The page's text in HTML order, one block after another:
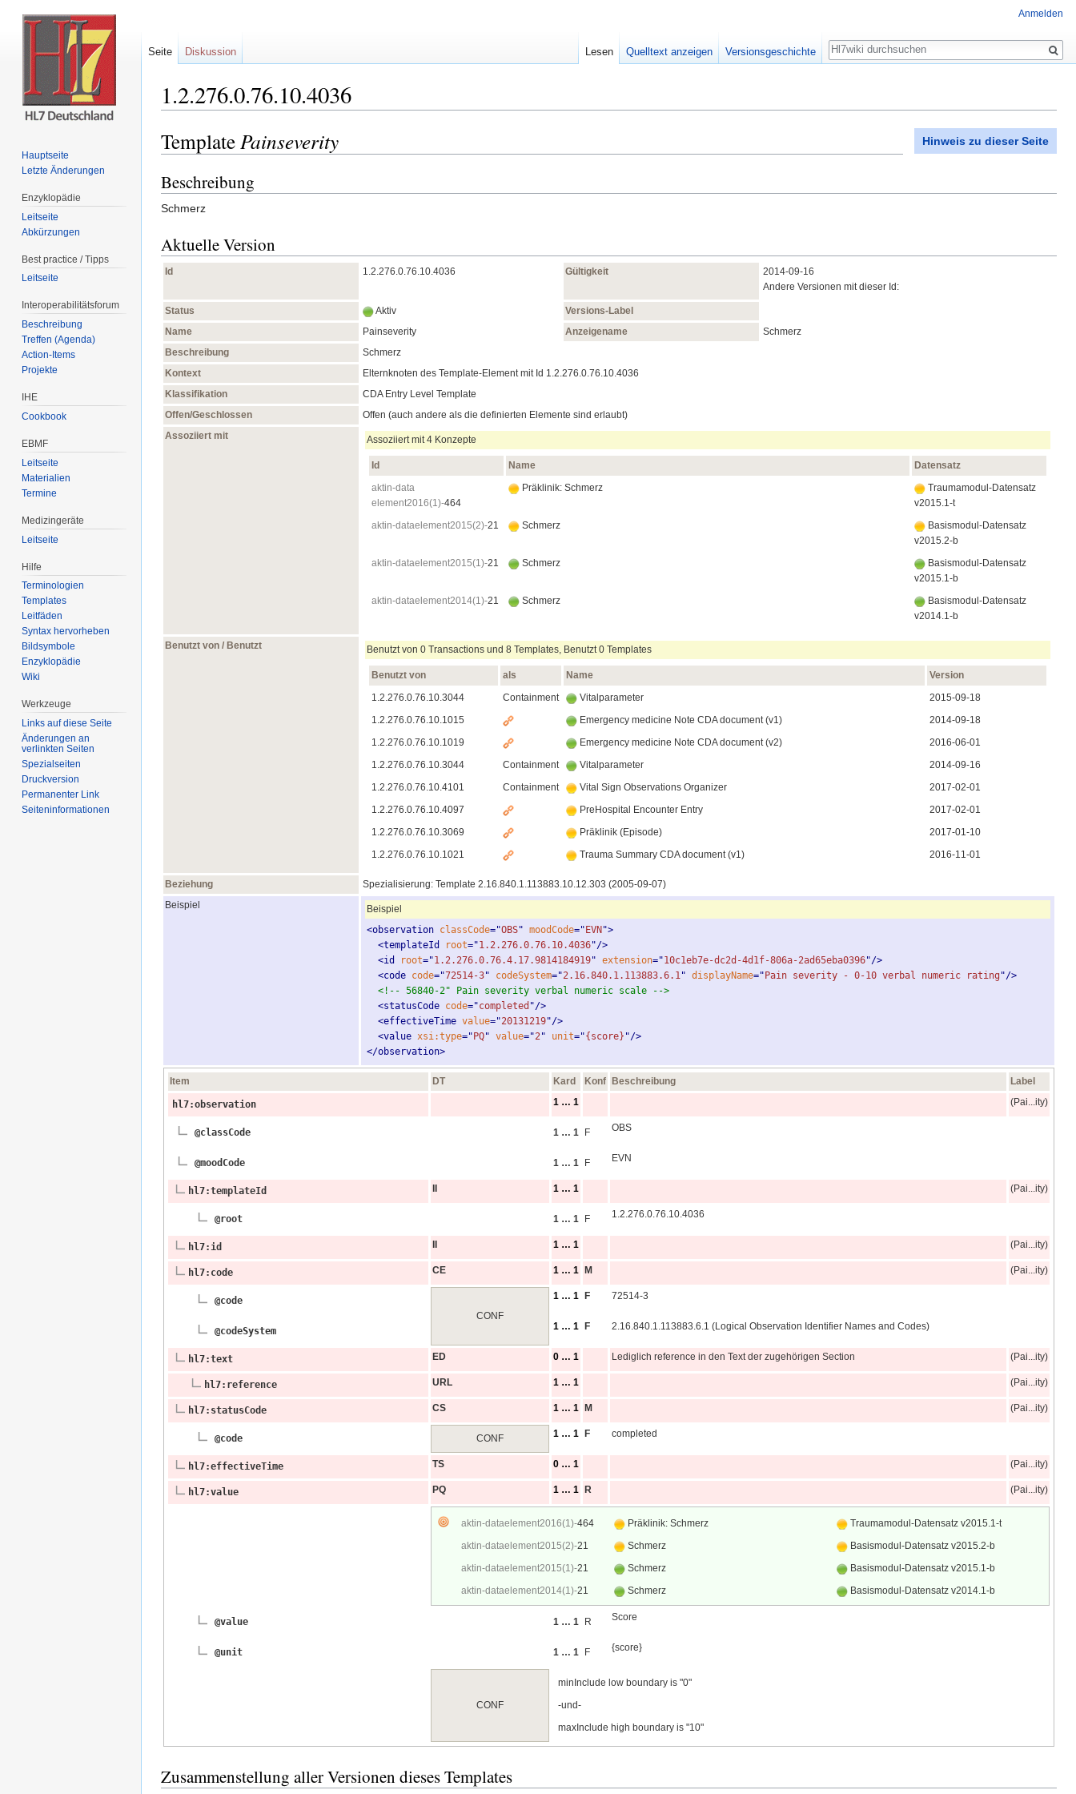
1.2.276.0.76.10.4036
Hinweis zu dieser Seite
TemplatePainseverity
Beschreibung
Schmerz
Aktuelle Version
Id 1.2.276.0.76.10.4036 Gültigkeit
2014‑09‑16
Andere Versionen mit dieser Id:
Status Aktiv
Versions-Label
Name
Painseverity Anzeigename
Schmerz
Beschreibung
Schmerz
Kontext
Elternknoten des Template-Element mit Id 1.2.276.0.76.10.4036
Klassifikation
CDA Entry Level Template
Offen/Geschlossen
Offen (auch andere als die definierten Elemente sind erlaubt)
Assoziiert mit
Assoziiert mit 4 Konzepte
Id Name
Datensatz
aktin-data​
element2016(1)-464
Präklinik: Schmerz
Traumamodul-Datensatz
v2015.1-t
aktin-data​element2015(2)-21 Schmerz
Basismodul-Datensatz
v2015.2-b
aktin-data​element2015(1)-21 Schmerz
Basismodul-Datensatz
v2015.1-b
aktin-data​element2014(1)-21 Schmerz
Basismodul-Datensatz
v2014.1-b
Benutzt von / Benutzt Benutzt von 0 Transactions und 8 Templates, Benutzt 0 Templates
Benutzt von als Name
Version
1.2.276.0.76.10.3044
Containment Vitalparameter
2015‑09‑18
1.2.276.0.76.10.1015
Emergency medicine Note CDA document (v1)
2014‑09‑18
1.2.276.0.76.10.1019
Emergency medicine Note CDA document (v2)
2016‑06‑01
1.2.276.0.76.10.3044
Containment Vitalparameter
2014‑09‑16
1.2.276.0.76.10.4101
Containment Vital Sign Observations Organizer
2017‑02‑01
1.2.276.0.76.10.4097
PreHospital Encounter Entry
2017‑02‑01
1.2.276.0.76.10.3069
Präklinik (Episode)
2017‑01‑10
1.2.276.0.76.10.1021
Trauma Summary CDA document (v1) 2016‑11‑01
Beziehung Spezialisierung: Template 2.16.840.1.113883.10.12.303 (2005‑09‑07)
Beispiel
Beispiel
<observation classCode="OBS" moodCode=" EVN ">
<templateId root="1.2.276.0.76.10.4036"/>
<id root="1.2.276.0.76.4.17.9814184919" extension="10c1eb7e-dc2d-4d1f-806a-2ad65eba0396"/>
<code code="72514-3" codeSystem="2.16.840.1.113883.6.1" displayName=" Pain severity - 0-10 verbal numeric rating"/>
<!-- 56840-2" Pain severity verbal numeric scale -->
<statusCode code="completed "/>
<effectiveTime value="20131219"/>
<value xsi:type=" PQ" value="2" unit="{score} "/>
</observation>
Item DT Kard Konf Beschreibung Label
hl7:observation 1 … 1 (Pai...ity)
@classCode 1 … 1 F OBS
@moodCode 1 … 1 F EVN
hl7:templateId 1 … 1 (Pai...ity)
@root 1 … 1 F 1.2.276.0.76.10.4036
hl7:id 1 … 1 (Pai...ity)
hl7:code CE 1 … 1 M (Pai...ity)
@code
CONF
1 … 1 F 72514-3
@codeSystem 1 … 1 F 2.16.840.1.113883.6.1 (Logical Observation Identifier Names and Codes)
hl7:text ED 0 … 1 Lediglich reference in den Text der zugehörigen Section (Pai...ity)
hl7:reference URL 1 … 1 (Pai...ity)
hl7:statusCode CS 1 … 1 M (Pai...ity)
@code CONF 1 … 1 F completed
hl7:effectiveTime TS 0 … 1 (Pai...ity)
hl7:value PQ 1 … 1 R (Pai...ity)
aktin-data​element2016(1)-464 Präklinik: Schmerz
Traumamodul-Datensatz v2015.1-t
aktin-data​element2015(2)-21 Schmerz
Basismodul-Datensatz v2015.2-b
aktin-data​element2015(1)-21 Schmerz
Basismodul-Datensatz v2015.1-b
aktin-data​element2014(1)-21 Schmerz Basismodul-Datensatz v2014.1-b
@value 1 … 1 R Score
@unit 1 … 1 F {score}
CONF
minInclude low boundary is "0"
-und-
maxInclude high boundary is "10"
Zusammenstellung aller Versionen dieses Templates
Anmelden
Seite Diskussion Lesen Quelltext anzeigen Versionsgeschichte
Suche
Hauptseite
Letzte Änderungen
Enzyklopädie
Leitseite
Abkürzungen
Best practice / Tipps
Leitseite
Interoperabilitätsforum
Beschreibung
Treffen (Agenda)
Action-Items
Projekte
IHE
Cookbook
EBMF
Leitseite
Materialien
Termine
Medizingeräte
Leitseite
Hilfe
Terminologien
Templates
Leitfäden
Syntax hervorheben
Bildsymbole
Enzyklopädie
Wiki
Werkzeuge
Links auf diese Seite
Änderungen an
verlinkten Seiten
Spezialseiten
Druckversion
Permanenter Link
Seiten­informationen